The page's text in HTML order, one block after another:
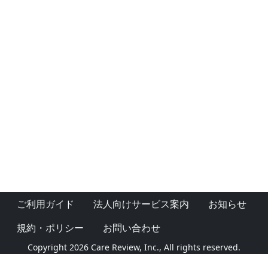
ご利用ガイド 法人向けサービス案内
お知らせ
規約・ポリシー
お問い合わせ
Copyright 2026 Care Review, Inc., All rights reserved.